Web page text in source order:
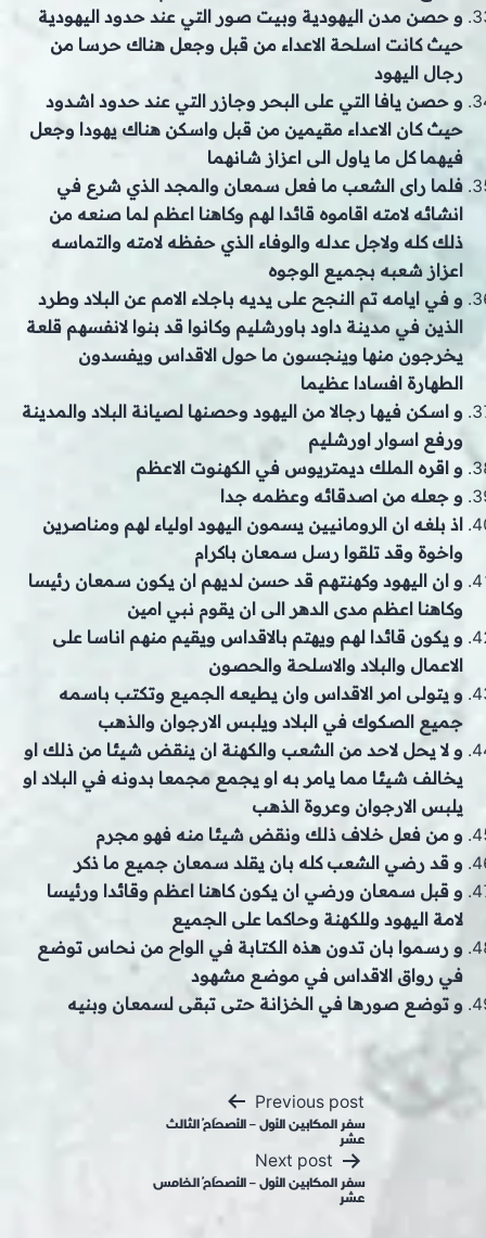
و حصن مدن اليهودية وبيت صور التي عند حدود اليهودية
حيث كانت اسلحة الاعداء من قبل وجعل هناك حرسا من
رجال اليهود
و حصن يافا التي على البحر وجازر التي عند حدود اشدود
حيث كان الاعداء مقيمين من قبل واسكن هناك يهودا وجعل
فيهما كل ما ياول الى اعزاز شانهما
فلما راى الشعب ما فعل سمعان والمجد الذي شرع في
انشائه لامته اقاموه قائدا لهم وكاهنا اعظم لما صنعه من
ذلك كله ولاجل عدله والوفاء الذي حفظه لامته والتماسه
اعزاز شعبه بجميع الوجوه
و في ايامه تم النجح على يديه باجلاء الامم عن البلاد وطرد
الذين في مدينة داود باورشليم وكانوا قد بنوا لانفسهم قلعة
يخرجون منها وينجسون ما حول الاقداس ويفسدون
الطهارة افسادا عظيما
و اسكن فيها رجالا من اليهود وحصنها لصيانة البلاد والمدينة
ورفع اسوار اورشليم
و اقره الملك ديمتريوس في الكهنوت الاعظم
و جعله من اصدقائه وعظمه جدا
اذ بلغه ان الرومانيين يسمون اليهود اولياء لهم ومناصرين
واخوة وقد تلقوا رسل سمعان باكرام
و ان اليهود وكهنتهم قد حسن لديهم ان يكون سمعان رئيسا
وكاهنا اعظم مدى الدهر الى ان يقوم نبي امين
و يكون قائدا لهم ويهتم بالاقداس ويقيم منهم اناسا على
الاعمال والبلاد والاسلحة والحصون
و يتولى امر الاقداس وان يطيعه الجميع وتكتب باسمه
جميع الصكوك في البلاد ويلبس الارجوان والذهب
و لا يحل لاحد من الشعب والكهنة ان ينقض شيئا من ذلك او
يخالف شيئا مما يامر به او يجمع مجمعا بدونه في البلاد او
يلبس الارجوان وعروة الذهب
و من فعل خلاف ذلك ونقض شيئا منه فهو مجرم
و قد رضي الشعب كله بان يقلد سمعان جميع ما ذكر
و قبل سمعان ورضي ان يكون كاهنا اعظم وقائدا ورئيسا
لامة اليهود وللكهنة وحاكما على الجميع
و رسموا بان تدون هذه الكتابة في الواح من نحاس توضع
في رواق الاقداس في موضع مشهود
و توضع صورها في الخزانة حتى تبقى لسمعان وبنيه
Previous post
سفر المكابين الأول – الأصحَاحُ الثالث
عشر
Next post
سفر المكابين الأول – الأصحَاحُ الخامس
عشر